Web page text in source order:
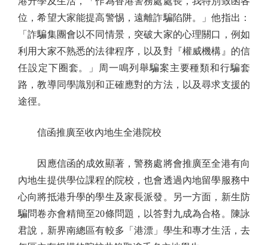
位，希望大家能提高警惕，遠離詐騙陷阱。」他指出：
「詐騙集團會以不同情景，突破大家的心理關口，例如
利用大家不熟悉的法律程序，以及對『權威機構』的信
任設定下圈套。」周一鳴列舉騙案主要種類和行騙套
路，教導同學識別和正確應對的方法，以及尋求支援的
途徑。
信函推廣至收內地生全港院校
因應信函的成效顯著，警務處將會推廣至全港有向
內地生提供學位課程的院校，也會透過內地留學服務中
心向將抵港升學的學生及家長派發。另一方面，新生防
騙問卷亦會精簡至20條問題，以答對九成為合格。陳詠
君說，新界南總區有較多「港漂」學生和專才生活，去